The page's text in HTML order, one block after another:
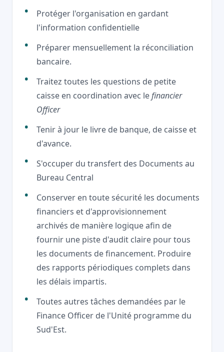
Protéger l'organisation en gardant
l'information confidentielle
Préparer mensuellement la réconciliation
bancaire.
Traitez toutes les questions de petite
caisse en coordination avec lefinancier
Officer
Tenir à jour le livre de banque, de caisse et
d'avance.
S'occuper du transfert des Documents au
Bureau Central
Conserver en toute sécurité les documents
financiers et d'approvisionnement
archivés de manière logique afin de
fournir une piste d'audit claire pour tous
les documents de financement. Produire
des rapports périodiques complets dans
les délais impartis.
Toutes autres tâches demandées par le
Finance Officer de l'Unité programme du
Sud'Est.